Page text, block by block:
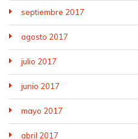
septiembre 2017
agosto 2017
julio 2017
junio 2017
mayo 2017
abril 2017